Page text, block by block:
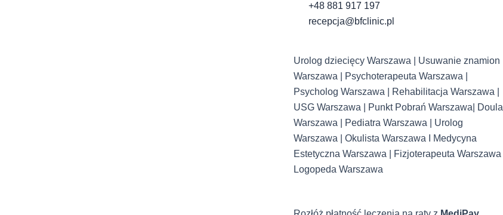
+48 881 917 197
recepcja@bfclinic.pl
Urolog dziecięcy Warszawa | Usuwanie znamion
Warszawa | Psychoterapeuta Warszawa |
Psycholog Warszawa | Rehabilitacja Warszawa |
USG Warszawa | Punkt Pobrań Warszawa| Doula
Warszawa | Pediatra Warszawa | Urolog
Warszawa | Okulista Warszawa I Medycyna
Estetyczna Warszawa | Fizjoterapeuta Warszawa |
Logopeda Warszawa